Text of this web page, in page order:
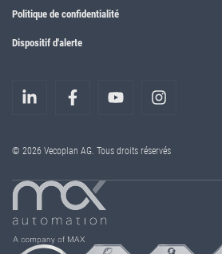
Politique de confidentialité
Dispositif d'alerte
© 2026 Vecoplan AG. Tous droits réservés